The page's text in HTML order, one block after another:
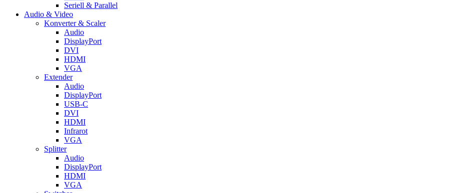
Seriell & Parallel
Audio & Video
Konverter & Scaler
Audio
DisplayPort
DVI
HDMI
VGA
Extender
Audio
DisplayPort
USB-C
DVI
HDMI
Infrarot
VGA
Splitter
Audio
DisplayPort
HDMI
VGA